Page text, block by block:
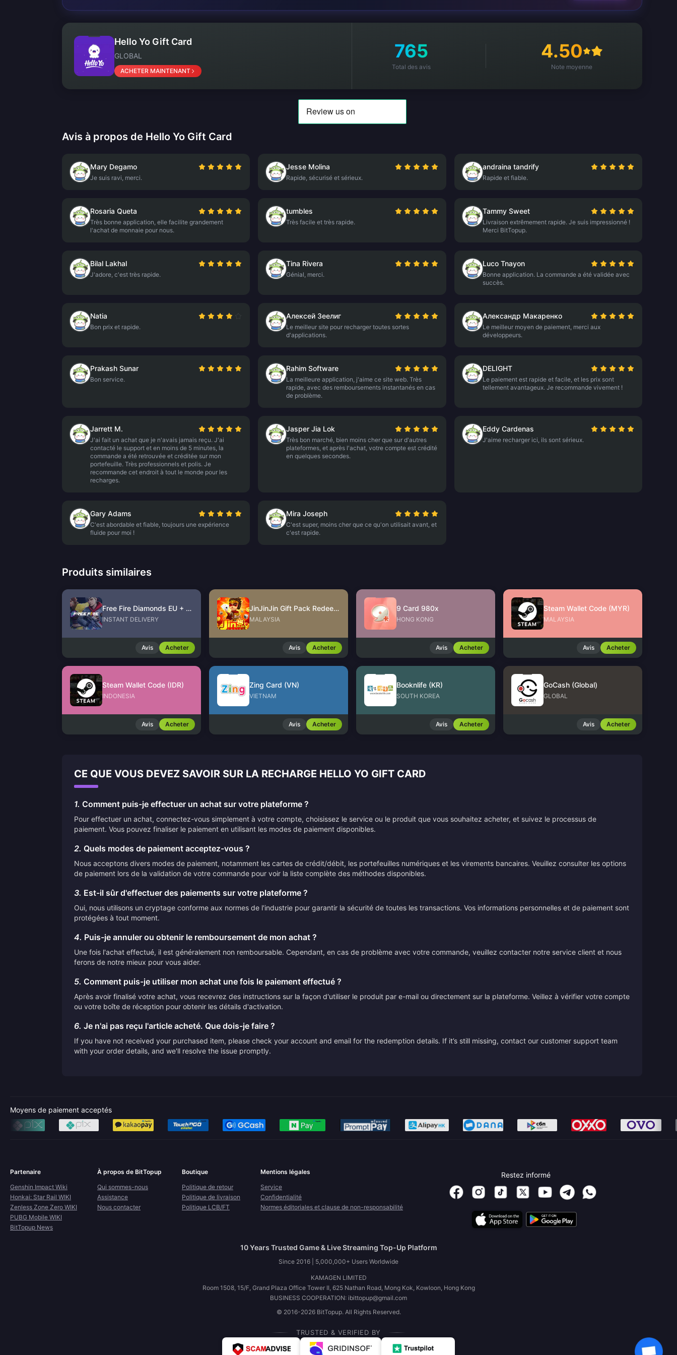
Hello Yo Gift Card
GLOBAL
ACHETER MAINTENANT
765
Total des avis
4.50
Note moyenne
Avis à propos de Hello Yo Gift Card
Mary Degamo
Je suis ravi, merci.
Jesse Molina
Rapide, sécurisé et sérieux.
andraina tandrify
Rapide et fiable.
Rosaria Queta
Très bonne application, elle facilite grandement
l'achat de monnaie pour nous.
tumbles
Très facile et très rapide.
Tammy Sweet
Livraison extrêmement rapide. Je suis impressionné !
Merci BitTopup.
Bilal Lakhal
J'adore, c'est très rapide.
Tina Rivera
Génial, merci.
Luco Tnayon
Bonne application. La commande a été validée avec
succès.
Natia
Bon prix et rapide.
Алексей Зеелиг
Le meilleur site pour recharger toutes sortes
d'applications.
Александр Макаренко
Le meilleur moyen de paiement, merci aux
développeurs.
Prakash Sunar
Bon service.
Rahim Software
La meilleure application, j'aime ce site web. Très
rapide, avec des remboursements instantanés en cas
de problème.
DELIGHT
Le paiement est rapide et facile, et les prix sont
tellement avantageux. Je recommande vivement !
Jarrett M.
J'ai fait un achat que je n'avais jamais reçu. J'ai
contacté le support et en moins de 5 minutes, la
commande a été retrouvée et créditée sur mon
portefeuille. Très professionnels et polis. Je
recommande cet endroit à tout le monde pour les
recharges.
Jasper Jia Lok
Très bon marché, bien moins cher que sur d'autres
plateformes, et après l'achat, votre compte est crédité
en quelques secondes.
Eddy Cardenas
J'aime recharger ici, ils sont sérieux.
Gary Adams
C'est abordable et fiable, toujours une expérience
fluide pour moi !
Mira Joseph
C'est super, moins cher que ce qu'on utilisait avant, et
c'est rapide.
Produits similaires
Free Fire Diamonds EU + TR
INSTANT DELIVERY
Avis Acheter
JinJinJin Gift Pack Redeem Code
MALAYSIA
Avis Acheter
9 Card 980x
HONG KONG
Avis Acheter
Steam Wallet Code (MYR)
MALAYSIA
Avis Acheter
Steam Wallet Code (IDR)
INDONESIA
Avis Acheter
Zing Card (VN)
VIETNAM
Avis Acheter
Booknlife (KR)
SOUTH KOREA
Avis Acheter
GoCash (Global)
GLOBAL
Avis Acheter
CE QUE VOUS DEVEZ SAVOIR SUR LA RECHARGE HELLO YO GIFT CARD
1. Comment puis-je effectuer un achat sur votre plateforme ?
Pour effectuer un achat, connectez-vous simplement à votre compte, choisissez le service ou le produit que vous souhaitez acheter, et suivez le processus de
paiement. Vous pouvez finaliser le paiement en utilisant les modes de paiement disponibles.
2. Quels modes de paiement acceptez-vous ?
Nous acceptons divers modes de paiement, notamment les cartes de crédit/débit, les portefeuilles numériques et les virements bancaires. Veuillez consulter les options
de paiement lors de la validation de votre commande pour voir la liste complète des méthodes disponibles.
3. Est-il sûr d'effectuer des paiements sur votre plateforme ?
Oui, nous utilisons un cryptage conforme aux normes de l'industrie pour garantir la sécurité de toutes les transactions. Vos informations personnelles et de paiement sont
protégées à tout moment.
4. Puis-je annuler ou obtenir le remboursement de mon achat ?
Une fois l'achat effectué, il est généralement non remboursable. Cependant, en cas de problème avec votre commande, veuillez contacter notre service client et nous
ferons de notre mieux pour vous aider.
5. Comment puis-je utiliser mon achat une fois le paiement effectué ?
Après avoir finalisé votre achat, vous recevrez des instructions sur la façon d'utiliser le produit par e-mail ou directement sur la plateforme. Veillez à vérifier votre compte
ou votre boîte de réception pour obtenir les détails d'activation.
6. Je n'ai pas reçu l'article acheté. Que dois-je faire ?
If you have not received your purchased item, please check your account and email for the redemption details. If it’s still missing, contact our customer support team
with your order details, and we'll resolve the issue promptly.
Moyens de paiement acceptés
Partenaire
Genshin Impact Wiki
Honkai: Star Rail WIKI
Zenless Zone Zero WIKI
PUBG Mobile WIKI
BitTopup News
À propos de BitTopup
Qui sommes-nous
Assistance
Nous contacter
Boutique
Politique de retour
Politique de livraison
Politique LCB/FT
Mentions légales
Service
Confidentialité
Normes éditoriales et clause de non-responsabilité
Restez informé
10 Years Trusted Game & Live Streaming Top-Up Platform
Since 2016 | 5,000,000+ Users Worldwide
KAMAGEN LIMITED
Room 1508, 15/F, Grand Plaza Office Tower II, 625 Nathan Road, Mong Kok, Kowloon, Hong Kong
BUSINESS COOPERATION: ibittopup@gmail.com
© 2016-2026 BitTopup. All Rights Reserved.
TRUSTED & VERIFIED BY